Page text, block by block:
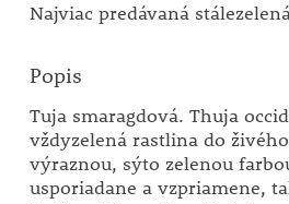
Najviac predávaná
Popis
Tuja smaragdová. Thuja
vždyzelená rastlina do
výraznou, sýto zelenou
usporiadane a vzpriamene,